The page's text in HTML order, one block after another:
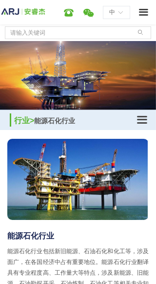
끀
首页
服务
技术&产品
行业解决方案
新闻资讯
ꁣ 公司新闻
ꁣ 产品推广
ꁣ 经验分享
行业资讯
关于我们
联系我们
加入我们的团队
ꀅ
中
뀰 너
ꄙ
끀
国际工程行业
装备制造行业
会议会展行业
游戏文娱行业
多媒体行业
医疗健康行业
信息技术行业
能源石化行业
行业>能源石化行业
能源石化行业包括新旧能源、石油石化和化工等，涉及
面广，在各国经济中占有重要地位。能源石化行业翻译
具有专业程度高、工作量大等特点，涉及新能源、旧能
能源石化行业
笔译
口译
外派
本地化
排版
审校
配音
美术
字幕
游戏本地化
多语客服
多媒体服务
人工智能数据服务
在线翻译管理平台
远程云同传
机器翻译
文档快翻
自助下单系统
翻译教学系统
国际工程行业
装备制造行业
会议会展行业
游戏行业
多媒体行业
医疗健康行业
信息技术行业
能源石化行业